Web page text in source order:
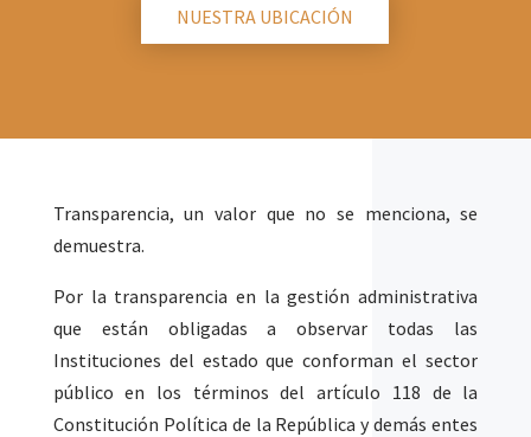
NUESTRA UBICACIÓN
Transparencia, un valor que no se menciona, se
demuestra.
Por la transparencia en la gestión administrativa
que están obligadas a observar todas las
Instituciones del estado que conforman el sector
público en los términos del artículo 118 de la
Constitución Política de la República y demás entes